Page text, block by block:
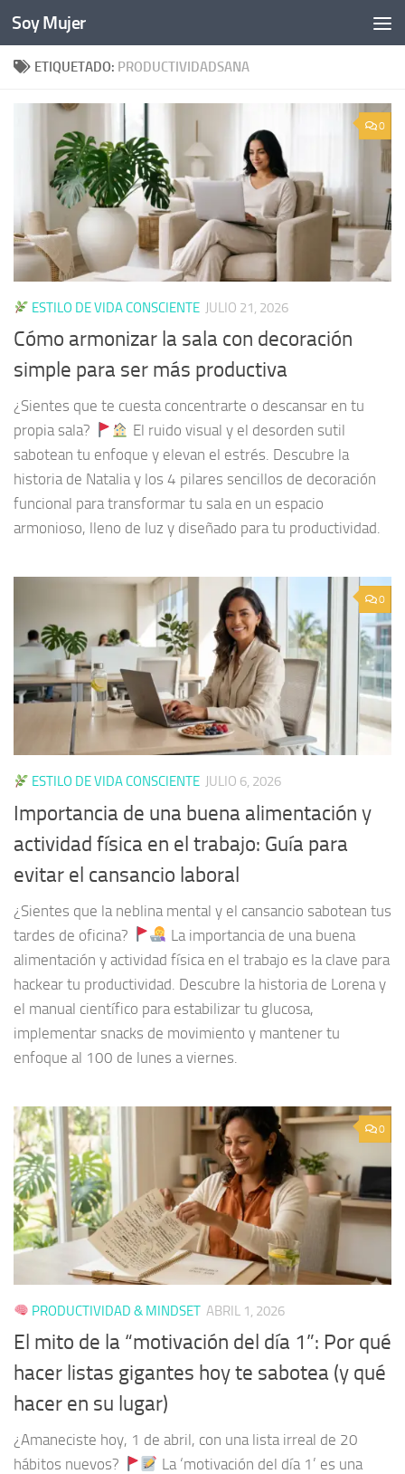
Bajo el contenido
Soy Mujer
ETIQUETADO: PRODUCTIVIDADSANA
0
ESTILO DE VIDA CONSCIENTE JULIO 21, 2026
Cómo armonizar la sala con decoración
simple para ser más productiva
¿Sientes que te cuesta concentrarte o descansar en tu
propia sala?
El ruido visual y el desorden sutil
sabotean tu enfoque y elevan el estrés. Descubre la
historia de Natalia y los 4 pilares sencillos de decoración
funcional para transformar tu sala en un espacio
armonioso, lleno de luz y diseñado para tu productividad.
0
ESTILO DE VIDA CONSCIENTE JULIO 6, 2026
Importancia de una buena alimentación y
actividad física en el trabajo: Guía para
evitar el cansancio laboral
¿Sientes que la neblina mental y el cansancio sabotean tus
tardes de oficina?
La importancia de una buena
alimentación y actividad física en el trabajo es la clave para
hackear tu productividad. Descubre la historia de Lorena y
el manual científico para estabilizar tu glucosa,
implementar snacks de movimiento y mantener tu
enfoque al 100 de lunes a viernes.
0
PRODUCTIVIDAD & MINDSET ABRIL 1, 2026
El mito de la “motivación del día 1”: Por qué
hacer listas gigantes hoy te sabotea (y qué
hacer en su lugar)
¿Amaneciste hoy, 1 de abril, con una lista irreal de 20
hábitos nuevos?
La ‘motivación del día 1’ es una